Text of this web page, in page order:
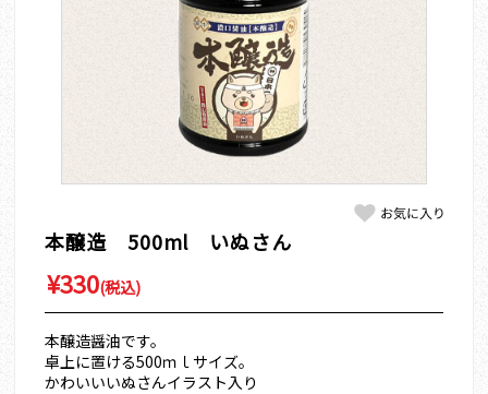
本醸造 500ml いぬさん
¥330(税込)
本醸造醤油です。
卓上に置ける500ｍｌサイズ。
かわいいいぬさんイラスト入り